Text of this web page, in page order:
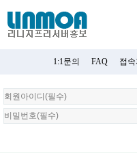
1:1문의 FAQ 접
회
원
로